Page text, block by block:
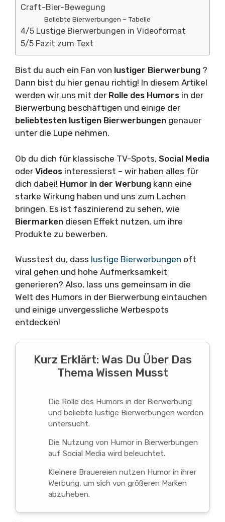
Craft-Bier-Bewegung
Beliebte Bierwerbungen – Tabelle
4/5 Lustige Bierwerbungen in Videoformat
5/5 Fazit zum Text
Bist du auch ein Fan von lustiger Bierwerbung ?
Dann bist du hier genau richtig! In diesem Artikel
werden wir uns mit der Rolle des Humors in der
Bierwerbung beschäftigen und einige der
beliebtesten lustigen Bierwerbungen genauer
unter die Lupe nehmen.
Ob du dich für klassische TV-Spots, Social Media
oder Videos interessierst – wir haben alles für
dich dabei! Humor in der Werbung kann eine
starke Wirkung haben und uns zum Lachen
bringen. Es ist faszinierend zu sehen, wie
Biermarken diesen Effekt nutzen, um ihre
Produkte zu bewerben.
Wusstest du, dass lustige Bierwerbungen oft
viral gehen und hohe Aufmerksamkeit
generieren? Also, lass uns gemeinsam in die
Welt des Humors in der Bierwerbung eintauchen
und einige unvergessliche Werbespots
entdecken!
Kurz Erklärt: Was Du Über Das
Thema Wissen Musst
Die Rolle des Humors in der Bierwerbung
und beliebte lustige Bierwerbungen werden
untersucht.
Die Nutzung von Humor in Bierwerbungen
auf Social Media wird beleuchtet.
Kleinere Brauereien nutzen Humor in ihrer
Werbung, um sich von größeren Marken
abzuheben.